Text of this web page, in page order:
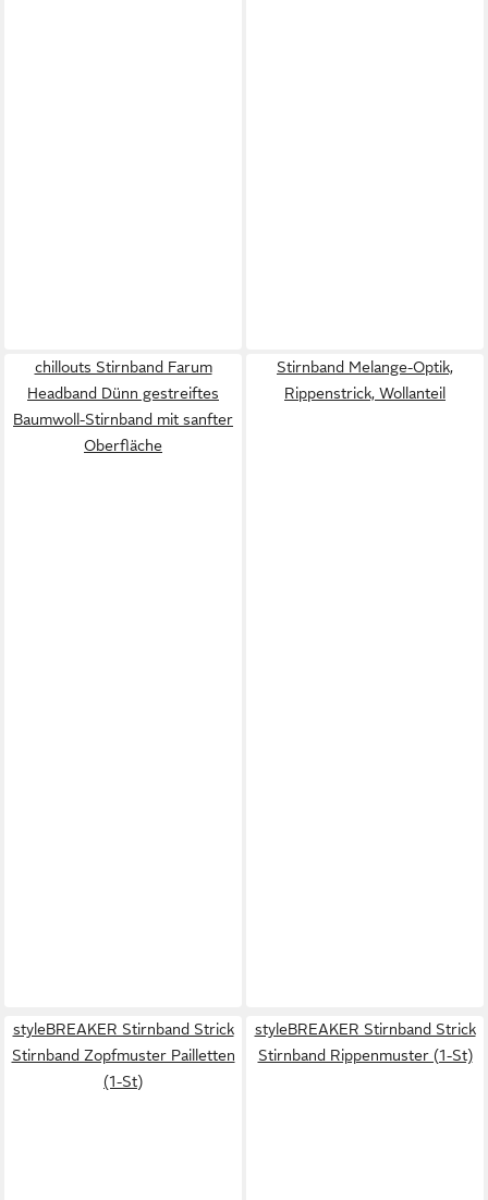
chillouts Stirnband Farum
Headband Dünn gestreiftes
Baumwoll-Stirnband mit sanfter
Oberfläche
Stirnband Melange-Optik,
Rippenstrick, Wollanteil
styleBREAKER Stirnband Strick
Stirnband Zopfmuster Pailletten
(1-St)
styleBREAKER Stirnband Strick
Stirnband Rippenmuster (1-St)